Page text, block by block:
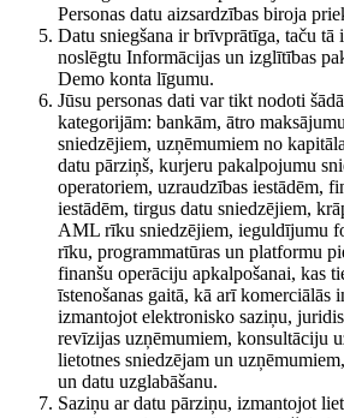
Personas datu aizsardzības biroja
Datu sniegšana ir brīvprātīga, taču tā
noslēgtu Informācijas un izglītības
Demo konta līgumu.
Jūsu personas dati var tikt nodoti
kategorijām: bankām, ātro
sniedzējiem, uzņēmumiem no
datu pārziņš, kurjeru pakalpojumu
operatoriem, uzraudzības iestādēm,
iestādēm, tirgus datu sniedzējiem,
AML rīku sniedzējiem, ieguldījumu
rīku, programmatūras un platformu
finanšu operāciju apkalpošanai, kas
īstenošanas gaitā, kā arī komerciālās
izmantojot elektronisko saziņu,
revīzijas uzņēmumiem, konsultāciju
lietotnes sniedzējam un
un datu uzglabāšanu.
Saziņu ar datu pārziņu, izmantojot